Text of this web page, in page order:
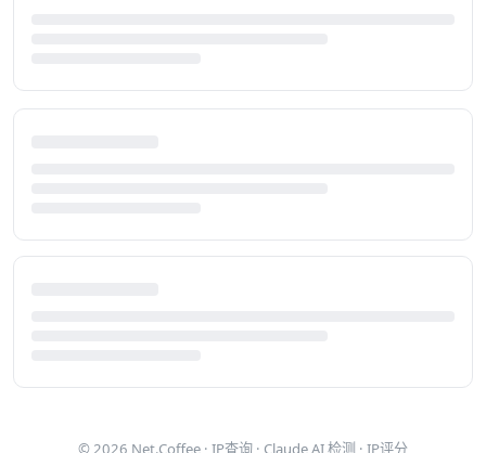
© 2026 Net.Coffee · IP查询 · Claude AI 检测 · IP评分